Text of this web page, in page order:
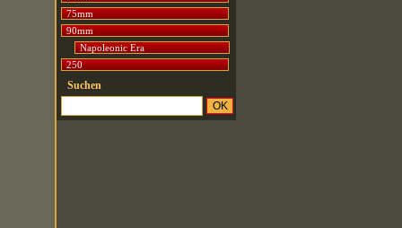
75mm
90mm
Napoleonic Era
250
Suchen